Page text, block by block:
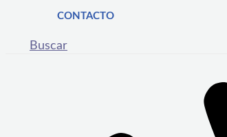
CONTACTO
Buscar